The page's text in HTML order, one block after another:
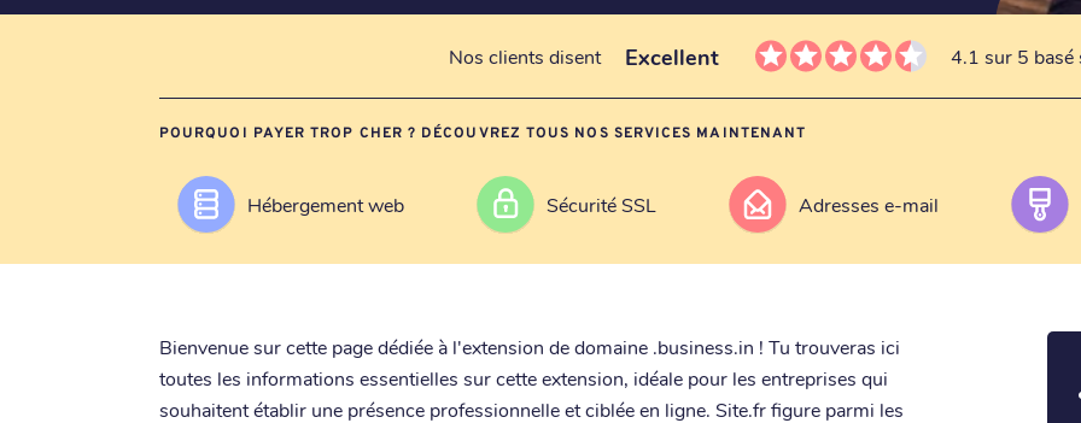
Nos clients disent Excellent 4.1 sur 5 basé
POURQUOI PAYER TROP CHER ? DÉCOUVREZ TOUS NOS SERVICES MAINTENANT
Hébergement web Sécurité SSL Adresses e-mail
Bienvenue sur cette page dédiée à l'extension de domaine .business.in ! Tu trouveras ici
toutes les informations essentielles sur cette extension, idéale pour les entreprises qui
souhaitent établir une présence professionnelle et ciblée en ligne. Site.fr figure parmi les